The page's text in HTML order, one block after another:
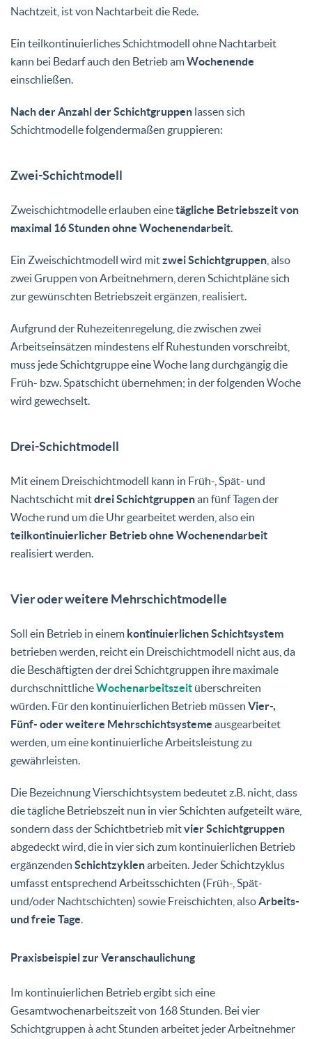
Nachtzeit, ist von Nachtarbeit die Rede.
Ein teilkontinuierliches Schichtmodell ohne Nachtarbeit
kann bei Bedarf auch den Betrieb amWochenende
einschließen.
Nach der Anzahl der Schichtgruppen lassen sich
Schichtmodelle folgendermaßen gruppieren:
Zwei-Schichtmodell
Zweischichtmodelle erlauben einetägliche Betriebszeit von
maximal 16 Stunden ohne Wochenendarbeit.
Ein Zweischichtmodell wird mitzwei Schichtgruppen , also
zwei Gruppen von Arbeitnehmern, deren Schichtpläne sich
zur gewünschten Betriebszeit ergänzen, realisiert.
Aufgrund der Ruhezeitenregelung, die zwischen zwei
Arbeitseinsätzen mindestens elf Ruhestunden vorschreibt,
muss jede Schichtgruppe eine Woche lang durchgängig die
Früh- bzw. Spätschicht übernehmen; in der folgenden Woche
wird gewechselt.
Drei-Schichtmodell
Mit einem Dreischichtmodell kann in Früh-, Spät- und
Nachtschicht mitdrei Schichtgruppenan fünf Tagen der
Woche rund um die Uhr gearbeitet werden, also ein
teilkontinuierlicher Betrieb ohne Wochenendarbeit
realisiert werden.
Vier oder weitere Mehrschichtmodelle
Soll ein Betrieb in einem kontinuierlichen Schichtsystem
betrieben werden, reicht ein Dreischichtmodell nicht aus, da
die Beschäftigten der drei Schichtgruppen ihre maximale
durchschnittlicheWochenarbeitszeit überschreiten
würden. Für den kontinuierlichen Betrieb müssen Vier-,
Fünf- oder weitere Mehrschichtsysteme ausgearbeitet
werden, um eine kontinuierliche Arbeitsleistung zu
gewährleisten.
Die Bezeichnung Vierschichtsystem bedeutet z.B. nicht, dass
die tägliche Betriebszeit nun in vier Schichten aufgeteilt wäre,
sondern dass der Schichtbetrieb mitvier Schichtgruppen
abgedeckt wird, die in vier sich zum kontinuierlichen Betrieb
ergänzenden Schichtzyklenarbeiten. Jeder Schichtzyklus
umfasst entsprechend Arbeitsschichten (Früh-, Spät-
und/oder Nachtschichten) sowie Freischichten, alsoArbeits-
und freie Tage.
Praxisbeispiel zur Veranschaulichung
Im kontinuierlichen Betrieb ergibt sich eine
Gesamtwochenarbeitszeit von 168 Stunden. Bei vier
Schichtgruppen à acht Stunden arbeitet jeder Arbeitnehmer